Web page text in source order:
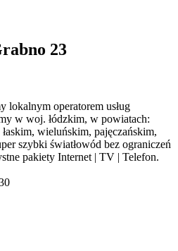
23
lokalnym operatorem usług
w woj. łódzkim, w powiatach:
wieluńskim, pajęczańskim,
szybki światłowód bez ograniczeń
pakiety Internet | TV | Telefon.